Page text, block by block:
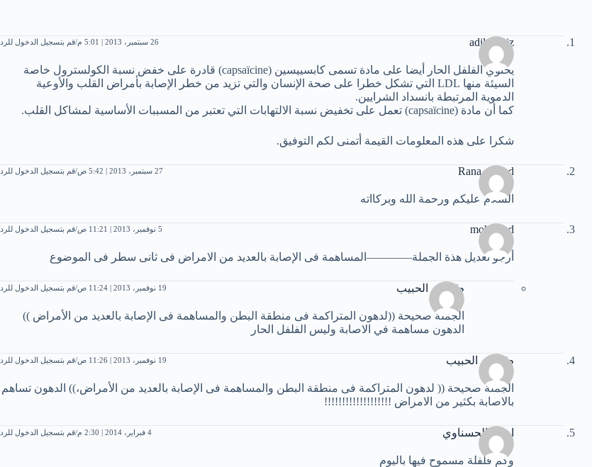
adil laaziz 26 سبتمبر، 2013 | 5:01 م قم بتسجيل الدخول للرد
يحتوي الفلفل الحار أيضا على مادة تسمى كابسييسين (capsaïcine) قادرة على خفض نسبة الكولسترول خاصة
السيئة منها LDL التي تشكل خطرا على صحة الإنسان والتي تزيد من خطر الإصابة بأمراض القلب والأوعية
الدموية المرتبطة بانسداد الشرايين.
كما أن مادة (capsaïcine) تعمل على تخفيض نسبة الالتهابات التي تعتبر من المسببات الأساسية لمشاكل القلب.
شكرا على هذه المعلومات القيمة أتمنى لكم التوفيق.
Rana ahmed 27 سبتمبر، 2013 | 5:42 ص قم بتسجيل الدخول للرد
السلام عليكم ورحمة الله وبركااته
mohamed 5 نوفمبر، 2013 | 11:21 ص قم بتسجيل الدخول للرد
أرجو تعديل هذة الجملة————المساهمة فى الإصابة بالعديد من الامراض فى ثانى سطر فى الموضوع
م/بسام الحبيب 19 نوفمبر، 2013 | 11:24 ص قم بتسجيل الدخول للرد
الجملة صحيحة ((لدهون المتراكمة فى منطقة البطن والمساهمة فى الإصابة بالعديد من الأمراض ))
الدهون مساهمة في الاصابة وليس الفلفل الحار
م/بسام الحبيب 19 نوفمبر، 2013 | 11:26 ص قم بتسجيل الدخول للرد
الجملة صحيحة (( لدهون المتراكمة فى منطقة البطن والمساهمة فى الإصابة بالعديد من الأمراض،)) الدهون تساهم
بالاصابة بكثير من الامراض !!!!!!!!!!!!!!!!!!!
اروى الحسناوي 4 فبراير، 2014 | 2:30 م قم بتسجيل الدخول للرد
وكم فلفلة مسموح فيها باليوم